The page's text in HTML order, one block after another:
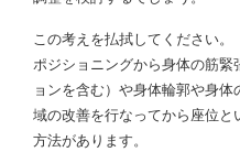
この考えを払拭してください。
ポジショニングから身体の筋
ョンを含む）や身体輪郭や身
域の改善を行なってから座位
方法があります。